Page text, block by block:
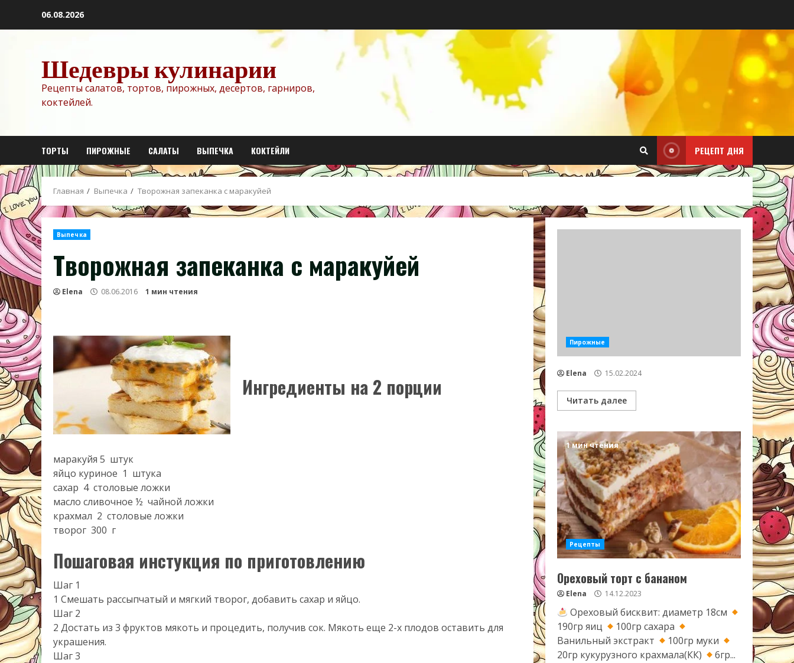
06.08.2026
Шедевры кулинарии
Рецепты салатов, тортов, пирожных, десертов, гарниров,
коктейлей.
ТОРТЫ ПИРОЖНЫЕ САЛАТЫ ВЫПЕЧКА КОКТЕЙЛИ РЕЦЕПТ ДНЯ
Главная Выпечка Творожная запеканка с маракуйей
Выпечка
Творожная запеканка с маракуйей
Elena 08.06.2016 1 мин чтения
Ингредиенты на 2 порции
маракуйя 5 штук
яйцо куриное 1 штука
сахар 4 столовые ложки
масло сливочное ½ чайной ложки
крахмал 2 столовые ложки
творог 300 г
Пошаговая инстукция по приготовлению
Шаг 1
1 Смешать рассыпчатый и мягкий творог, добавить сахар и яйцо.
Шаг 2
2 Достать из 3 фруктов мякоть и процедить, получив сок. Мякоть еще 2-х плодов оставить для
украшения.
Шаг 3
Пирожные
Elena 15.02.2024
Читать далее
1 мин чтения
Рецепты
Ореховый торт с бананом
Elena 14.12.2023
Ореховый бисквит: диаметр 18см
190гр яиц
100гр сахара
Ванильный экстракт
100гр муки
20гр кукурузного крахмала(КК)
6гр...